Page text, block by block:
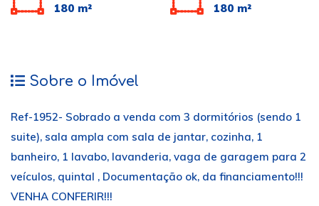
180 m² 180 m²
Sobre o Imóvel
Ref-1952- Sobrado a venda com 3 dormitórios (sendo 1
suite), sala ampla com sala de jantar, cozinha, 1
banheiro, 1 lavabo, lavanderia, vaga de garagem para 2
veículos, quintal , Documentação ok, da financiamento!!!
VENHA CONFERIR!!!